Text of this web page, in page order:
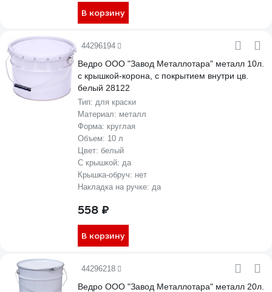
В корзину
44296194
Ведро ООО "Завод Металлотара" металл 10л.
с крышкой-корона, с покрытием внутри цв.
белый 28122
Тип: для краски
Материал: металл
Форма: круглая
Объем: 10 л
Цвет: белый
С крышкой: да
Крышка-обруч: нет
Накладка на ручке: да
558 ₽
В корзину
44296218
Ведро ООО "Завод Металлотара" металл 20л.